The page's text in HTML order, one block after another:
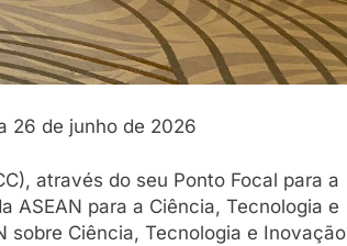
26 de junho de 2026
através do seu Ponto Focal para a
ASEAN para a Ciência, Tecnologia e
sobre Ciência, Tecnologia e Inovação